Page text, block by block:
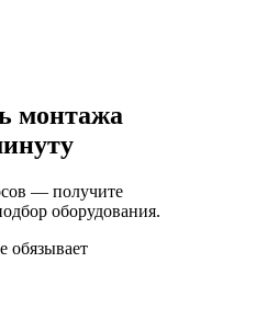
монтажа
— получите
оборудования.
обязывает